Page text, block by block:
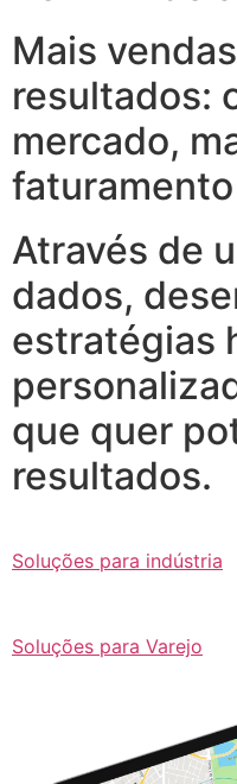
Mais
resultados:
mercado,
faturamento
Através de
dados,
estratégias
que quer
resultados.
Soluções para indústria
Soluções para Varejo